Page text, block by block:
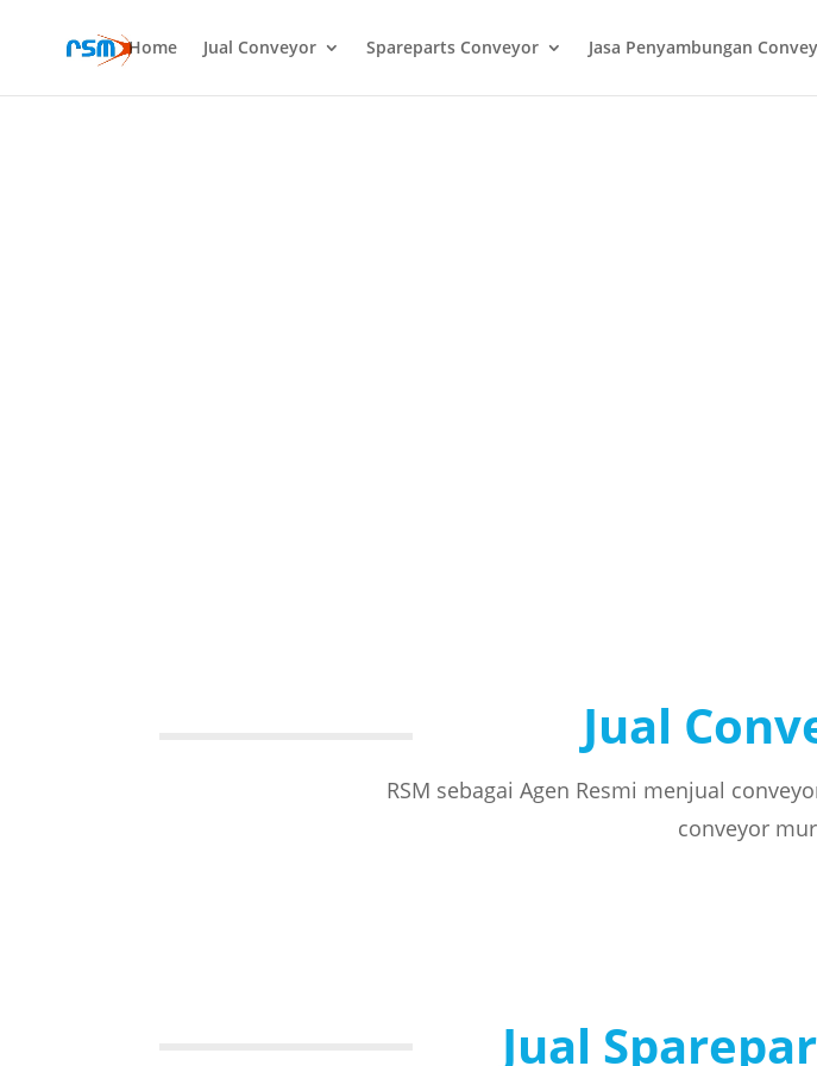
Home Jual Conveyor Spareparts Conveyor Jasa Penyambungan
Jual
RSM sebagai Agen Resmi menjual
conveyor
Jual